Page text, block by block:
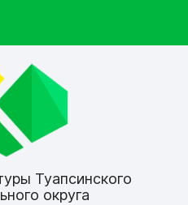
Туапсинского
округа